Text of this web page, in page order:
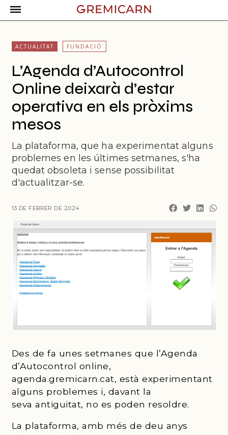
ACTUALITAT FUNDACIÓ
L’Agenda d’Autocontrol
Online deixarà d’estar
operativa en els pròxims
mesos
La plataforma, que ha experimentat alguns
problemes en les últimes setmanes, s'ha
quedat obsoleta i sense possibilitat
d'actualitzar-se.
13 DE FEBRER DE 2024
Des de fa unes setmanes que l’Agenda
d’Autocontrol online,
agenda.gremicarn.cat, està experimentant
alguns problemes i, davant la
seva antiguitat, no es poden resoldre.
La plataforma, amb més de deu anys